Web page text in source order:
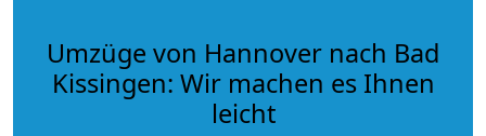
Umzüge von Hannover nach Bad
Kissingen: Wir machen es Ihnen
leicht